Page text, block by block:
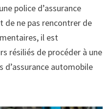
police d’assurance
de ne pas rencontrer de
il est
résiliés de procéder à une
d’assurance automobile